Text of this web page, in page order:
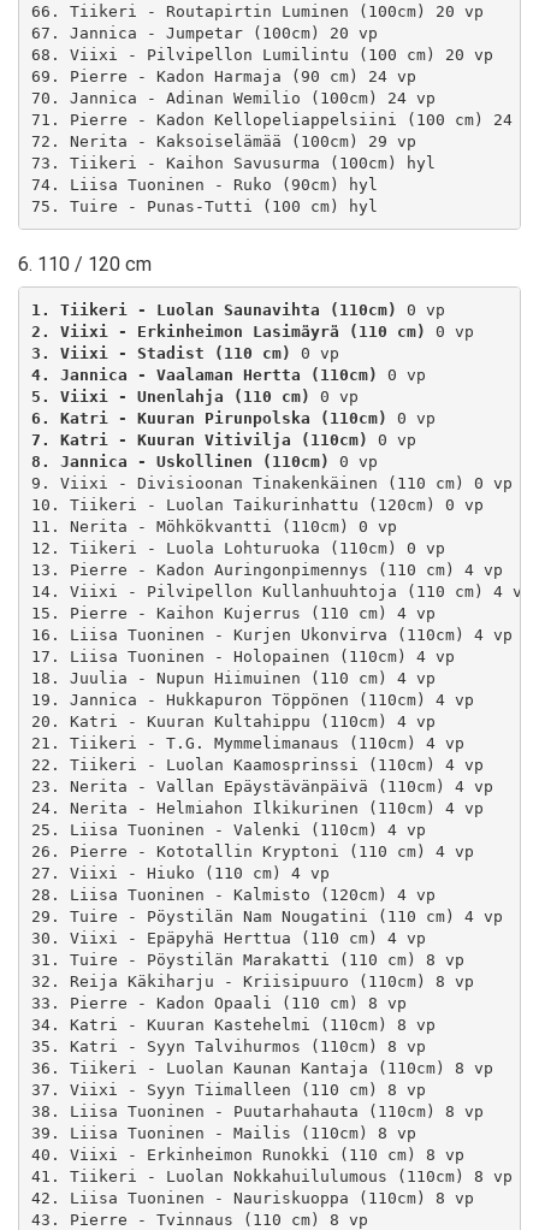
66. Tiikeri - Routapirtin Luminen (100cm) 20 vp
67. Jannica - Jumpetar (100cm) 20 vp
68. Viixi - Pilvipellon Lumilintu (100 cm) 20 vp
69. Pierre - Kadon Harmaja (90 cm) 24 vp
70. Jannica - Adinan Wemilio (100cm) 24 vp
71. Pierre - Kadon Kellopeliappelsiini (100 cm) 24
72. Nerita - Kaksoiselämää (100cm) 29 vp
73. Tiikeri - Kaihon Savusurma (100cm) hyl
74. Liisa Tuoninen - Ruko (90cm) hyl
6. 110 / 120 cm
1. Tiikeri - Luolan Saunavihta (110cm)
2. Viixi - Erkinheimon Lasimäyrä (110 cm)
3. Viixi - Stadist (110 cm)
4. Jannica - Vaalaman Hertta (110cm)
5. Viixi - Unenlahja (110 cm)
6. Katri - Kuuran Pirunpolska (110cm)
7. Katri - Kuuran Vitivilja (110cm)
8. Jannica - Uskollinen (110cm) 0 vp
9. Viixi - Divisioonan Tinakenkäinen (110 cm) 0 vp
10. Tiikeri - Luolan Taikurinhattu (120cm) 0 vp
11. Nerita - Möhkökvantti (110cm) 0 vp
12. Tiikeri - Luola Lohturuoka (110cm) 0 vp
13. Pierre - Kadon Auringonpimennys (110 cm) 4 vp
14. Viixi - Pilvipellon Kullanhuuhtoja (110 cm) 4 vp
15. Pierre - Kaihon Kujerrus (110 cm) 4 vp
16. Liisa Tuoninen - Kurjen Ukonvirva (110cm) 4 vp
17. Liisa Tuoninen - Holopainen (110cm) 4 vp
18. Juulia - Nupun Hiimuinen (110 cm) 4 vp
19. Jannica - Hukkapuron Töppönen (110cm) 4 vp
20. Katri - Kuuran Kultahippu (110cm) 4 vp
21. Tiikeri - T.G. Mymmelimanaus (110cm) 4 vp
22. Tiikeri - Luolan Kaamosprinssi (110cm) 4 vp
23. Nerita - Vallan Epäystävänpäivä (110cm) 4 vp
24. Nerita - Helmiahon Ilkikurinen (110cm) 4 vp
25. Liisa Tuoninen - Valenki (110cm) 4 vp
26. Pierre - Kototallin Kryptoni (110 cm) 4 vp
27. Viixi - Hiuko (110 cm) 4 vp
28. Liisa Tuoninen - Kalmisto (120cm) 4 vp
29. Tuire - Pöystilän Nam Nougatini (110 cm) 4 vp
30. Viixi - Epäpyhä Herttua (110 cm) 4 vp
31. Tuire - Pöystilän Marakatti (110 cm) 8 vp
32. Reija Käkiharju - Kriisipuuro (110cm) 8 vp
33. Pierre - Kadon Opaali (110 cm) 8 vp
34. Katri - Kuuran Kastehelmi (110cm) 8 vp
35. Katri - Syyn Talvihurmos (110cm) 8 vp
36. Tiikeri - Luolan Kaunan Kantaja (110cm) 8 vp
37. Viixi - Syyn Tiimalleen (110 cm) 8 vp
38. Liisa Tuoninen - Puutarhahauta (110cm) 8 vp
39. Liisa Tuoninen - Mailis (110cm) 8 vp
40. Viixi - Erkinheimon Runokki (110 cm) 8 vp
41. Tiikeri - Luolan Nokkahuilulumous (110cm) 8 vp
42. Liisa Tuoninen - Nauriskuoppa (110cm) 8 vp
43. Pierre - Tvinnaus (110 cm) 8 vp